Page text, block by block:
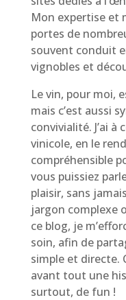
Mon expertise et
portes de
souvent conduit
vignobles et
Le vin, pour moi,
mais c’est aussi
convivialité. J’ai
vinicole, en le
compréhensible
vous puissiez
plaisir, sans
jargon complexe
ce blog, je
soin, afin de
simple et directe.
avant tout une
surtout, de fun !